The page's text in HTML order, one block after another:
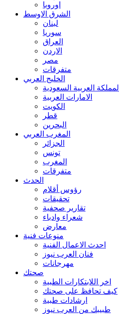
اوروبا
الشرق الاوسط
لبنان
سوريا
العراق
الاردن
مصر
متفرقات
الخليج العربي
المملكة العربية السعودية
الامارات العربية
الكويت
قطر
البحرين
المغرب العربي
الجزائر
تونس
المغرب
متفرقات
الحدث
رؤوس أقلام
تحقيقات
تقارير صحفية
شعراء وادباء
معارض
منوعات فنية
احدث الاعمال الفنية
فنان العرب نيوز
مهرجانات
صحتك
اخر اللابتكارات الطبية
كيف تحافظ على صحتك
ارشادات طبية
طبيبك من العرب نيوز